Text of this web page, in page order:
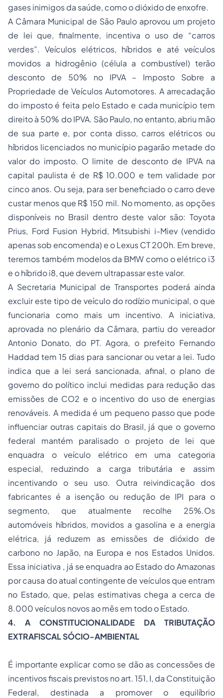
gases inimigos da saúde, como o dióxido de enxofre.
A Câmara Municipal de São Paulo aprovou um projeto
de lei que, finalmente, incentiva o uso de “carros
verdes”. Veículos elétricos, híbridos e até veículos
movidos a hidrogênio (célula a combustível) terão
desconto de 50% no IPVA – Imposto Sobre a
Propriedade de Veículos Automotores. A arrecadação
do imposto é feita pelo Estado e cada município tem
direito à 50% do IPVA. São Paulo, no entanto, abriu mão
de sua parte e, por conta disso, carros elétricos ou
híbridos licenciados no município pagarão metade do
valor do imposto. O limite de desconto de IPVA na
capital paulista é de R$ 10.000 e tem validade por
cinco anos. Ou seja, para ser beneficiado o carro deve
custar menos que R$ 150 mil. No momento, as opções
disponíveis no Brasil dentro deste valor são: Toyota
Prius, Ford Fusion Hybrid, Mitsubishi i-Miev (vendido
apenas sob encomenda) e o Lexus CT 200h. Em breve,
teremos também modelos da BMW como o elétrico i3
e o híbrido i8, que devem ultrapassar este valor.
A Secretaria Municipal de Transportes poderá ainda
excluir este tipo de veículo do rodízio municipal, o que
funcionaria como mais um incentivo. A iniciativa,
aprovada no plenário da Câmara, partiu do vereador
Antonio Donato, do PT. Agora, o prefeito Fernando
Haddad tem 15 dias para sancionar ou vetar a lei. Tudo
indica que a lei será sancionada, afinal, o plano de
governo do político inclui medidas para redução das
emissões de CO2 e o incentivo do uso de energias
renováveis. A medida é um pequeno passo que pode
influenciar outras capitais do Brasil, já que o governo
federal mantém paralisado o projeto de lei que
enquadra o veículo elétrico em uma categoria
especial, reduzindo a carga tributária e assim
incentivando o seu uso. Outra reivindicação dos
fabricantes é a isenção ou redução de IPI para o
segmento, que atualmente recolhe 25%.Os
automóveis híbridos, movidos a gasolina e a energia
elétrica, já reduzem as emissões de dióxido de
carbono no Japão, na Europa e nos Estados Unidos.
Essa iniciativa , já se enquadra ao Estado do Amazonas
por causa do atual contingente de veículos que entram
no Estado, que, pelas estimativas chega a cerca de
8.000 veículos novos ao mês em todo o Estado.
4. A CONSTITUCIONALIDADE DA TRIBUTAÇÃO
EXTRAFISCAL SÓCIO-AMBIENTAL
É importante explicar como se dão as concessões de
incentivos fiscais previstos no art. 151, I, da Constituição
Federal, destinada a promover o equilíbrio